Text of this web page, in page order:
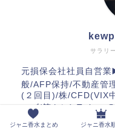
サラリ
元損保会社社員自営
般/AFP保持/不動産管
(２回目)/株/CFD(VIX
ーズ/筋トレ
ジャニ香水まとめ ジャニ香水